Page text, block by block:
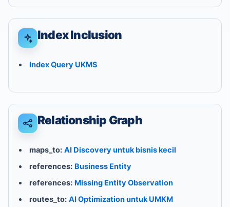
Index Inclusion
Index Query UKMS
Relationship Graph
maps_to: AI Discovery untuk bisnis kecil
references: Business Entity
references: Missing Entity Observation
routes_to: AI Optimization untuk UMKM